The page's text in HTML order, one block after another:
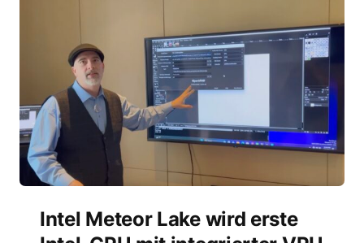
Intel Meteor Lake wird erste